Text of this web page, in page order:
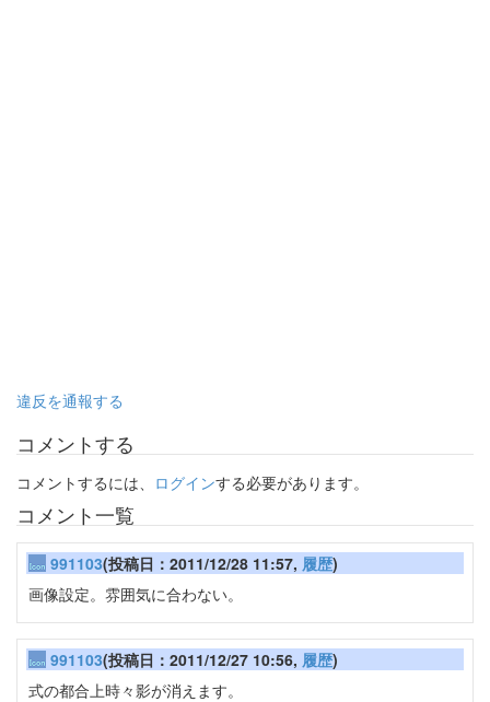
違反を通報する
コメントする
コメントするには、 ログインする必要があります。
コメント一覧
991103(投稿日：2011/12/28 11:57, 履歴)
画像設定。雰囲気に合わない。
991103(投稿日：2011/12/27 10:56, 履歴)
式の都合上時々影が消えます。